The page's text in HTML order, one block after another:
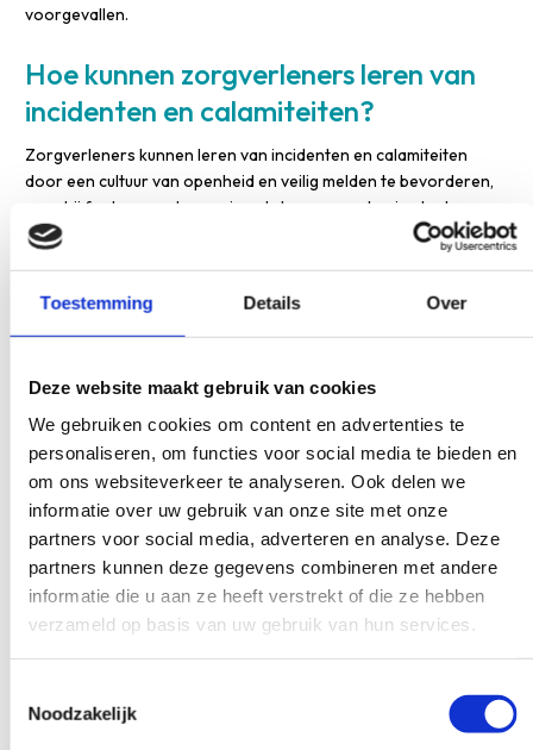
Toestemming Details Over
Deze website maakt gebruik van cookies
We gebruiken cookies om content en advertenties te
personaliseren, om functies voor social media te bieden en
om ons websiteverkeer te analyseren. Ook delen we
informatie over uw gebruik van onze site met onze
partners voor social media, adverteren en analyse. Deze
partners kunnen deze gegevens combineren met andere
informatie die u aan ze heeft verstrekt of die ze hebben
verzameld op basis van uw gebruik van hun services.
Noodzakelijk
voorgevallen.
Hoe kunnen zorgverleners leren van
incidenten en calamiteiten?
Zorgverleners kunnen leren van incidenten en calamiteiten
door een cultuur van openheid en veilig melden te bevorderen,
waarbij fouten worden gezien als leermomenten in plaats van
als aanleiding voor schuld of straf. Structurele analyse van wat
zorgkwaliteit te verbeteren.
gebeurtenissen zijn:
Gebruik een Veilig Incident Melden (VIM)-systeem om
incidenten laagdrempelig te registreren.
Bespreek incidenten regelmatig in teamverband, zonder
beschuldigende toon.
Zoek bij calamiteiten altijd naar systeemfouten in plaats van
naar individuele fouten.
Implementeer aanbevelingen uit onderzoeksrapporten
actief en evalueer de effecten.
Volg nascholingen en trainingen die gericht zijn op
Een lerende organisatie is een veiligere organisatie. Door